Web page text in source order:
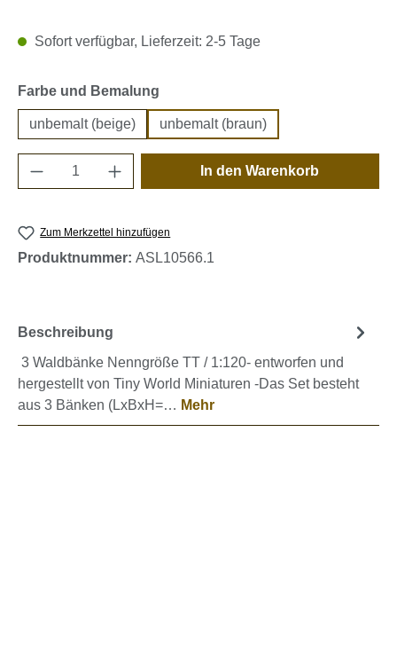
Sofort verfügbar, Lieferzeit: 2-5 Tage
Farbe und Bemalung
unbemalt (beige) unbemalt (braun)
Produkt Anzahl: Gib den gewünschten
In den Warenkorb
Zum Merkzettel hinzufügen
Produktnummer: ASL10566.1
Beschreibung
3 Waldbänke Nenngröße TT / 1:120- entworfen und
hergestellt von Tiny World Miniaturen -Das Set besteht
aus 3 Bänken (LxBxH=… Mehr